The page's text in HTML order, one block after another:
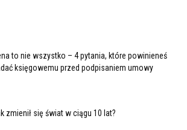
to nie wszystko – 4 pytania, które powinieneś
księgowemu przed podpisaniem umowy
zmienił się świat w ciągu 10 lat?